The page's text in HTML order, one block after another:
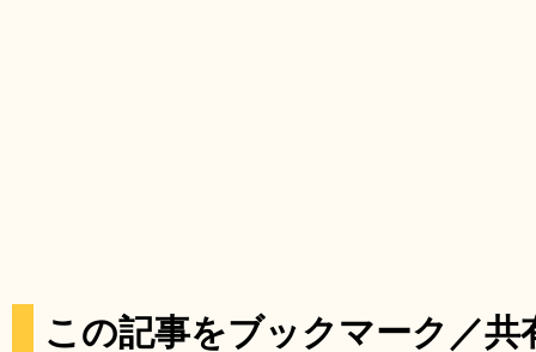
この記事をブックマーク／共